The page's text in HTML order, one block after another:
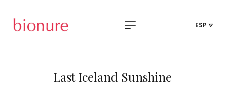
ESP
Last Iceland Sunshine